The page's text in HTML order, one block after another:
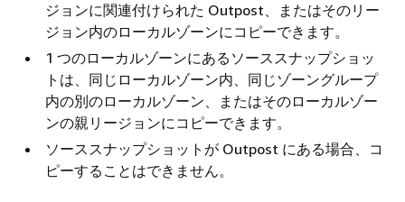
ジョンに関連付けられた Outpost、またはそのリー
ジョン内のローカルゾーンにコピーできます。
1 つのローカルゾーンにあるソーススナップショッ
トは、同じローカルゾーン内、同じゾーングループ
内の別のローカルゾーン、またはそのローカルゾー
ンの親リージョンにコピーできます。
ソーススナップショットが Outpost にある場合、コ
ピーすることはできません。